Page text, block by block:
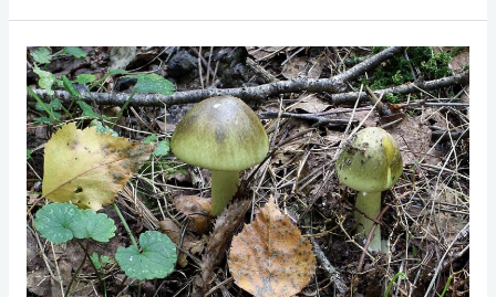
–
jak
odróżnić
jadalne
od
trujących
grzybów